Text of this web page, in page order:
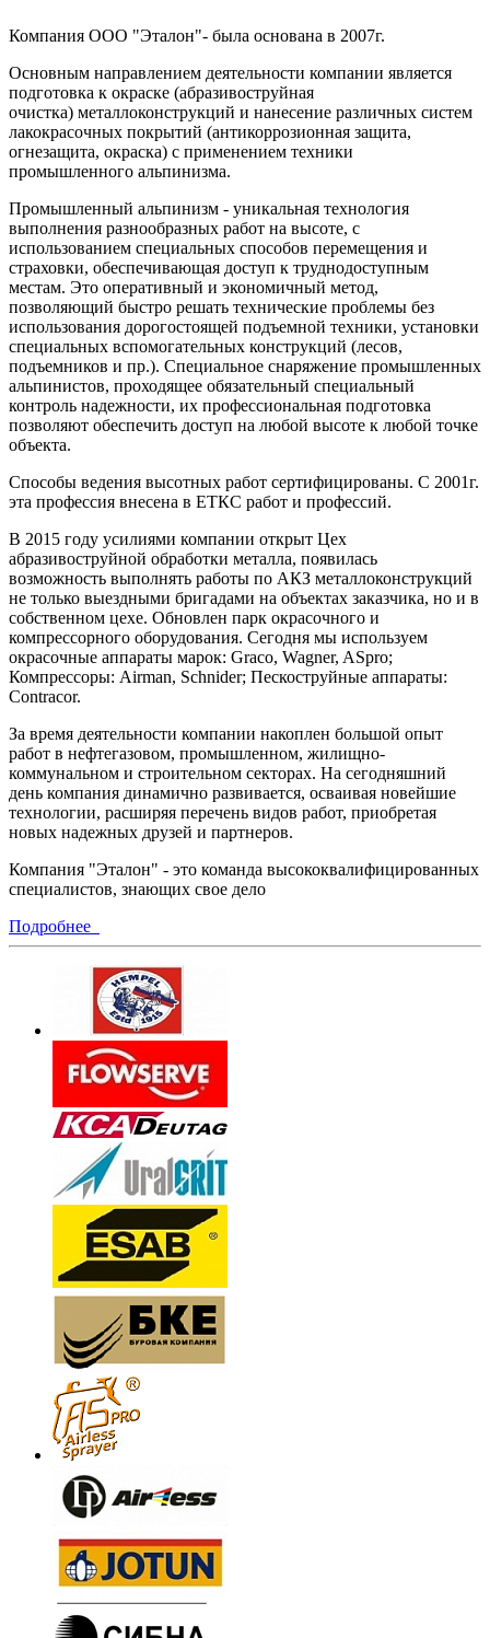
Компания ООО "Эталон"- была основана в 2007г.
Основным направлением деятельности компании является
подготовка к окраске (абразивоструйная
очистка) металлоконструкций и нанесение различных систем
лакокрасочных покрытий (антикоррозионная защита,
огнезащита, окраска) с применением техники
промышленного альпинизма.
Промышленный альпинизм - уникальная технология
выполнения разнообразных работ на высоте, с
использованием специальных способов перемещения и
страховки, обеспечивающая доступ к труднодоступным
местам. Это оперативный и экономичный метод,
позволяющий быстро решать технические проблемы без
использования дорогостоящей подъемной техники, установки
специальных вспомогательных конструкций (лесов,
подъемников и пр.). Специальное снаряжение промышленных
альпинистов, проходящее обязательный специальный
контроль надежности, их профессиональная подготовка
позволяют обеспечить доступ на любой высоте к любой точке
объекта.
Способы ведения высотных работ сертифицированы. С 2001г.
эта профессия внесена в ЕТКС работ и профессий.
В 2015 году усилиями компании открыт Цех
абразивоструйной обработки металла, появилась
возможность выполнять работы по АКЗ металлоконструкций
не только выездными бригадами на объектах заказчика, но и в
собственном цехе. Обновлен парк окрасочного и
компрессорного оборудования. Сегодня мы используем
окрасочные аппараты марок: Graco, Wagner, ASpro;
Компрессоры: Airman, Schnider; Пескоструйные аппараты:
Contracor.
За время деятельности компании накоплен большой опыт
работ в нефтегазовом, промышленном, жилищно-
коммунальном и строительном секторах. На сегодняшний
день компания динамично развивается, осваивая новейшие
технологии, расширяя перечень видов работ, приобретая
новых надежных друзей и партнеров.
Компания "Эталон" - это команда высококвалифицированных
специалистов, знающих свое дело
Подробнее